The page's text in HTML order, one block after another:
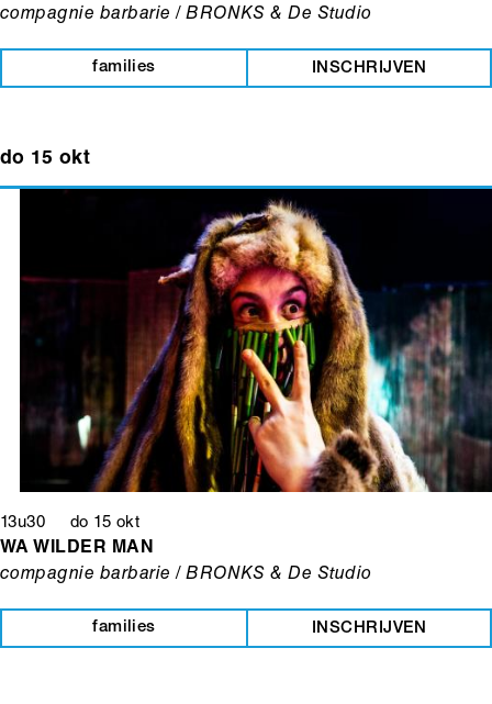
compagnie barbarie / BRONKS & De Studio
families INSCHRIJVEN
do 15 okt
13u30 do 15 okt
WA WILDER MAN
compagnie barbarie / BRONKS & De Studio
families INSCHRIJVEN